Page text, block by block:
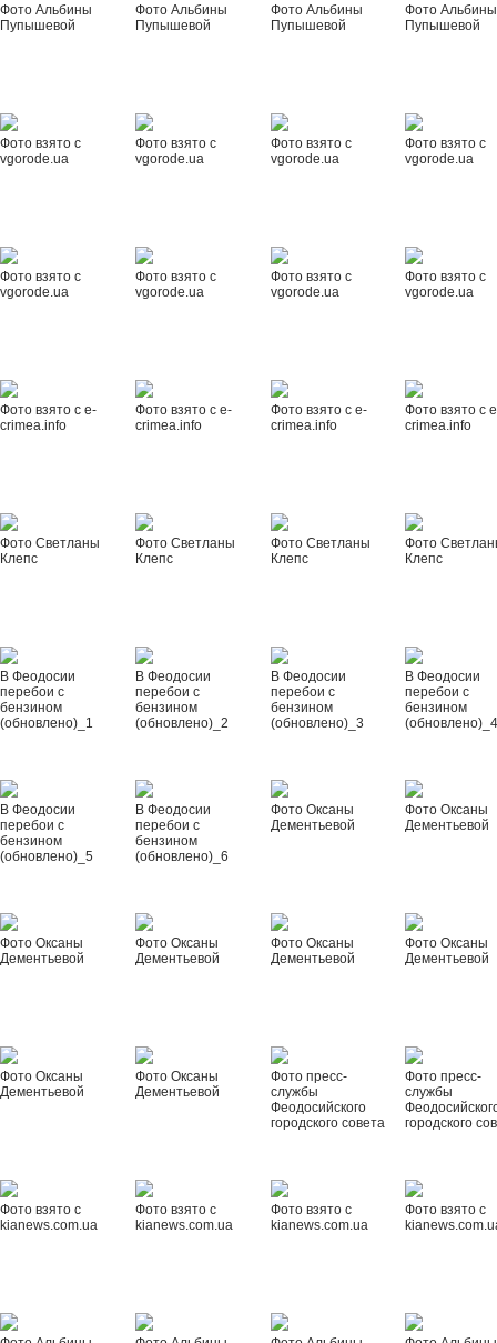
Фото Альбины
Пупышевой
Фото Альбины
Пупышевой
Фото Альбины
Пупышевой
Фото Альбины
Пупышевой
Фото взято с
vgorode.ua
Фото взято с
vgorode.ua
Фото взято с
vgorode.ua
Фото взято с
vgorode.ua
Фото взято с
vgorode.ua
Фото взято с
vgorode.ua
Фото взято с
vgorode.ua
Фото взято с
vgorode.ua
Фото взято с e-
crimea.info
Фото взято с e-
crimea.info
Фото взято с e-
crimea.info
Фото взято с
crimea.info
Фото Светланы
Клепс
Фото Светланы
Клепс
Фото Светланы
Клепс
Фото
Клепс
В Феодосии
перебои с
бензином
(обновлено)_1
В Феодосии
перебои с
бензином
(обновлено)_2
В Феодосии
перебои с
бензином
(обновлено)_3
В Феодосии
перебои с
бензином
В Феодосии
перебои с
бензином
(обновлено)_5
В Феодосии
перебои с
бензином
(обновлено)_6
Фото Оксаны
Дементьевой
Фото Оксаны
Дементьевой
Фото Оксаны
Дементьевой
Фото Оксаны
Дементьевой
Фото Оксаны
Дементьевой
Фото Оксаны
Дементьевой
Фото Оксаны
Дементьевой
Фото Оксаны
Дементьевой
Фото пресс-
службы
Феодосийского
городского совета
Фото пресс-
службы
городского
Фото взято с
kianews.com.ua
Фото взято с
kianews.com.ua
Фото взято с
kianews.com.ua
Фото взято с